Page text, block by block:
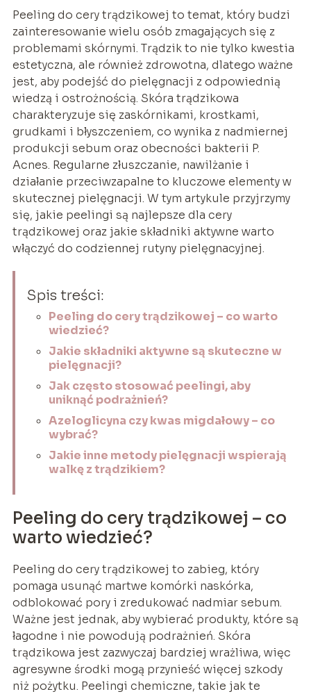
Peeling do cery trądzikowej to temat, który budzi
zainteresowanie wielu osób zmagających się z
problemami skórnymi. Trądzik to nie tylko kwestia
estetyczna, ale również zdrowotna, dlatego ważne
jest, aby podejść do pielęgnacji z odpowiednią
wiedzą i ostrożnością. Skóra trądzikowa
charakteryzuje się zaskórnikami, krostkami,
grudkami i błyszczeniem, co wynika z nadmiernej
produkcji sebum oraz obecności bakterii P.
Acnes. Regularne złuszczanie, nawilżanie i
działanie przeciwzapalne to kluczowe elementy w
skutecznej pielęgnacji. W tym artykule przyjrzymy
się, jakie peelingi są najlepsze dla cery
trądzikowej oraz jakie składniki aktywne warto
włączyć do codziennej rutyny pielęgnacyjnej.
Spis treści:
Peeling do cery trądzikowej – co warto
wiedzieć?
Jakie składniki aktywne są skuteczne w
pielęgnacji?
Jak często stosować peelingi, aby
uniknąć podrażnień?
Azeloglicyna czy kwas migdałowy – co
wybrać?
Jakie inne metody pielęgnacji wspierają
walkę z trądzikiem?
Peeling do cery trądzikowej – co
warto wiedzieć?
Peeling do cery trądzikowej to zabieg, który
pomaga usunąć martwe komórki naskórka,
odblokować pory i zredukować nadmiar sebum.
Ważne jest jednak, aby wybierać produkty, które są
łagodne i nie powodują podrażnień. Skóra
trądzikowa jest zazwyczaj bardziej wrażliwa, więc
agresywne środki mogą przynieść więcej szkody
niż pożytku. Peelingi chemiczne, takie jak te